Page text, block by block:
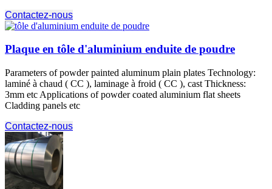
Contactez-nous
Plaque en tôle d'aluminium enduite de poudre
Parameters of powder painted aluminum plain plates Technology:
laminé à chaud ( CC ), laminage à froid ( CC ), cast Thickness:
3mm etc Applications of powder coated aluminium flat sheets
Cladding panels etc
Contactez-nous